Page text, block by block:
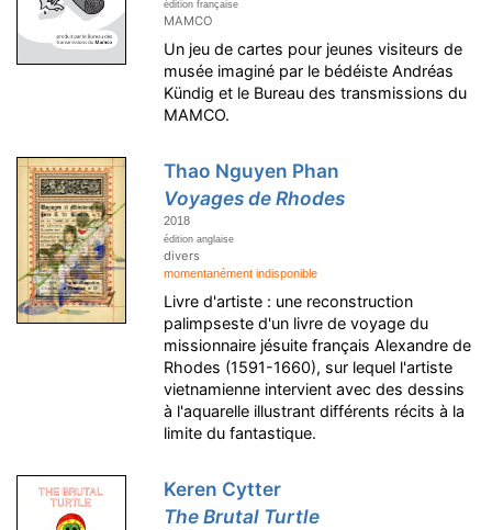
édition française
MAMCO
Un jeu de cartes pour jeunes visiteurs de
musée imaginé par le bédéiste Andréas
Kündig et le Bureau des transmissions du
MAMCO.
Thao Nguyen Phan
Voyages de Rhodes
2018
édition anglaise
divers
momentanément indisponible
Livre d'artiste : une reconstruction
palimpseste d'un livre de voyage du
missionnaire jésuite français Alexandre de
Rhodes (1591-1660), sur lequel l'artiste
vietnamienne intervient avec des dessins
à l'aquarelle illustrant différents récits à la
limite du fantastique.
Keren Cytter
The Brutal Turtle